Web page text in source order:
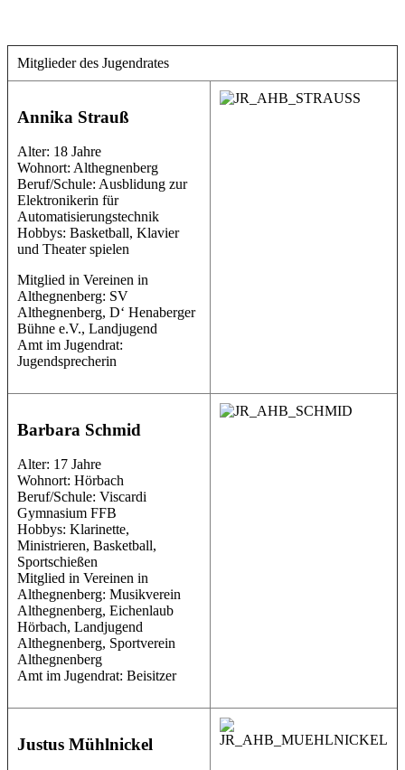
Mitglieder des Jugendrates
Annika Strauß
Alter: 18 Jahre
Wohnort: Althegnenberg
Beruf/Schule: Ausblidung zur
Elektronikerin für
Automatisierungstechnik
Hobbys: Basketball, Klavier
und Theater spielen
Mitglied in Vereinen in
Althegnenberg: SV
Althegnenberg, D‘ Henaberger
Bühne e.V., Landjugend
Amt im Jugendrat:
Jugendsprecherin
Barbara Schmid
Alter: 17 Jahre
Wohnort: Hörbach
Beruf/Schule: Viscardi
Gymnasium FFB
Hobbys: Klarinette,
Ministrieren, Basketball,
Sportschießen
Mitglied in Vereinen in
Althegnenberg: Musikverein
Althegnenberg, Eichenlaub
Hörbach, Landjugend
Althegnenberg, Sportverein
Althegnenberg
Amt im Jugendrat: Beisitzer
Justus Mühlnickel